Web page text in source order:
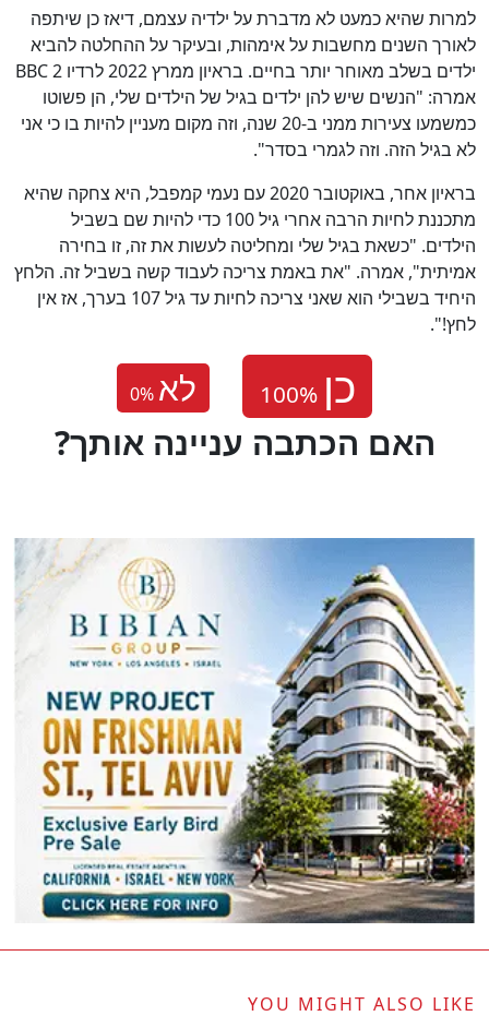
למרות שהיא כמעט לא מדברת על ילדיה עצמם, דיאז כן שיתפה
לאורך השנים מחשבות על אימהות, ובעיקר על ההחלטה להביא
ילדים בשלב מאוחר יותר בחיים. בראיון ממרץ 2022 לרדיו BBC 2
אמרה: "הנשים שיש להן ילדים בגיל של הילדים שלי, הן פשוטו
כמשמעו צעירות ממני ב-20 שנה, וזה מקום מעניין להיות בו כי אני
לא בגיל הזה. וזה לגמרי בסדר".
בראיון אחר, באוקטובר 2020 עם נעמי קמפבל, היא צחקה שהיא
מתכננת לחיות הרבה אחרי גיל 100 כדי להיות שם בשביל
הילדים. "כשאת בגיל שלי ומחליטה לעשות את זה, זו בחירה
אמיתית", אמרה. "את באמת צריכה לעבוד קשה בשביל זה. הלחץ
היחיד בשבילי הוא שאני צריכה לחיות עד גיל 107 בערך, אז אין
לחץ!".
0% לא
?האם הכתבה עניינה אותך
YOU MIGHT ALSO LIKE